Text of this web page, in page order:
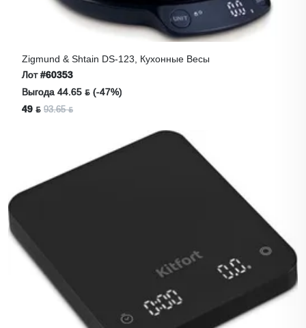
Zigmund & Shtain DS-123, Кухонные Весы
Лот#60353
Выгода 44.65 ƃ (-47%)
49 ƃ 93.65 ƃ